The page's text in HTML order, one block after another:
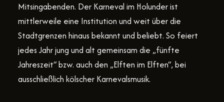
Mitsingabenden. Der Karneval im Holunder ist
mittlerweile eine Institution und weit über die
Stadtgrenzen hinaus bekannt und beliebt. So feiert
jedes Jahr jung und alt gemeinsam die „fünfte
Jahreszeit“ bzw. auch den „Elften im Elften“, bei
ausschließlich kölscher Karnevalsmusik.